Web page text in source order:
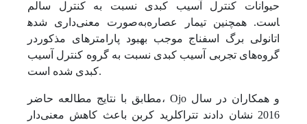
حیوانات کنترل آسیب کبدی نسبت به کنترل سالم
به‌صورت معنی‌داری شده‎است. همچنین تیمار عصاره
اتانولی برگ اسفناج موجب بهبود پارامترهای مذکوردر
گروه‌های تجربی آسیب کبدی نسبت به گروه کنترل آسیب
کبدی شده است.
مطابق با نتایج مطالعه حاضر، Ojo و همکاران در سال
2016 نشان دادند ‌تتراکلرید کربن باعث کاهش معنی‌دار